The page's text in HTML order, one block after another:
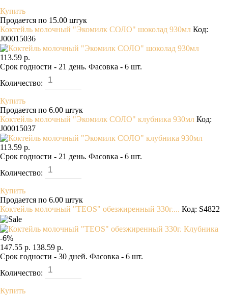
Купить
Продается по 15.00 штук
Коктейль молочный "Экомилк СОЛО" шоколад 930мл Код:
J00015036
113.59 р.
Срок годности - 21 день. Фасовка - 6 шт.
Количество:
Купить
Продается по 6.00 штук
Коктейль молочный "Экомилк СОЛО" клубника 930мл Код:
J00015037
113.59 р.
Срок годности - 21 день. Фасовка - 6 шт.
Количество:
Купить
Продается по 6.00 штук
Коктейль молочный "TEOS" обезжиренный 330г.... Код: S4822
-6%
147.55 р. 138.59 р.
Срок годности - 30 дней. Фасовка - 6 шт.
Количество:
Купить